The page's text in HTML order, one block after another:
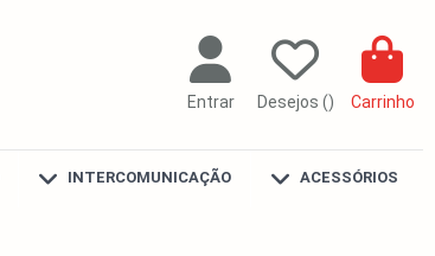
Entrar Desejos () Carrinho
INTERCOMUNICAÇÃO ACESSÓRIOS